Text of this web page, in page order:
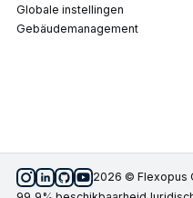
Globale instellingen
Gebäudemanagement
2026 © Flexopus